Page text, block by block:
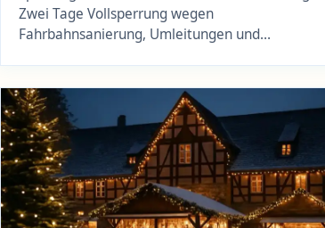
Zwei Tage Vollsperrung wegen
Fahrbahnsanierung, Umleitungen und